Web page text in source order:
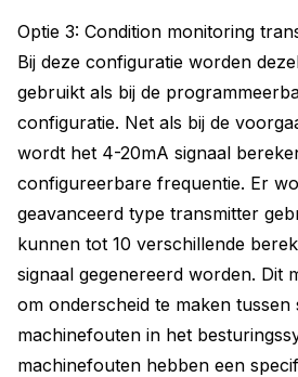
Optie 3: Condition monitoring
Bij deze configuratie worden
gebruikt als bij de
configuratie. Net als bij de
wordt het 4-20mA signaal
configureerbare frequentie. Er
geavanceerd type transmitter
kunnen tot 10 verschillende
signaal gegenereerd worden. Dit
om onderscheid te maken tussen
machinefouten in het
machinefouten hebben een